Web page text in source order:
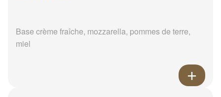
Base crème fraîche, mozzarella, pommes de terre,
miel